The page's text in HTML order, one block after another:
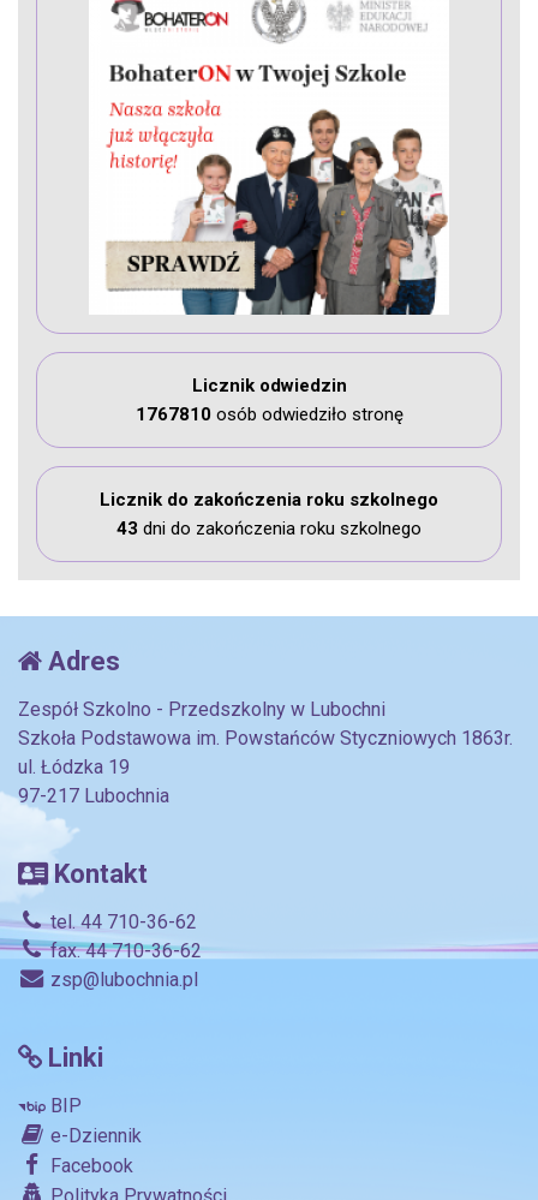
Licznik odwiedzin
1767810osób odwiedziło stronę
Licznik do zakończenia roku szkolnego
43 dni do zakończenia roku szkolnego
Adres
Zespół Szkolno - Przedszkolny w Lubochni
Szkoła Podstawowa im. Powstańców Styczniowych 1863r.
ul. Łódzka 19
97-217 Lubochnia
Kontakt
tel. 44 710-36-62
fax. 44 710-36-62
zsp@lubochnia.pl
Linki
BIP
e-Dziennik
Facebook